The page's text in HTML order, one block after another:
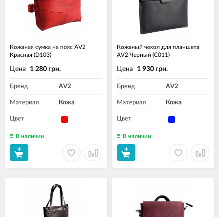
Кожаная сумка на пояс AV2
Красная (D103)
Цена 1 280 грн.
Бренд AV2
Материал Кожа
Цвет
В наличии
Кожаный чехол для планшета
AV2 Черный (C011)
Цена 1 930 грн.
Бренд AV2
Материал Кожа
Цвет
В наличии